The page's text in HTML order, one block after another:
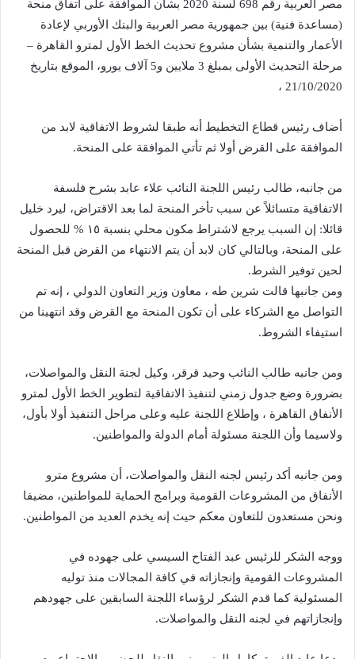
مصر العربية رقم 698 لسنة 2020 بشأن الموافقة على اتفاق منحة
(مساعدة فنية) بين جمهورية مصر العربية والبنك الأوربي لإعادة
الأعمار والتنمية بشأن مشروع تحديث الخط الأول لمترو القاهرة –
مرحلة التحديث الأولى بمبلغ 3 ملايين و5 آلاف يورو، الموقع بتاريخ
21/10/2020 ،
أضاف رئيس قطاع التخطيط أنه طبقا لشروط الاتفاقية لابد من
الموافقة على القرض أولا ثم تأتي الموافقة على المنحة.
من جانبه، طالب رئيس اللجنة النائب علاء عابد بشرح فلسفة
الاتفاقية متسائلاً عن سبب تأخر المنحة لما بعد الاقتراض، ليرد خليل
قائلا: إن السبب يرجع لاشتراط مكون محلي بنسبة ١٥ % للحصول
على المنحة، وبالتالي كان لابد أن يتم الانتهاء من القرض قبل المنحة
لحين توفير الشرط.
ومن جانبها قالت شرين طه ، معاون وزير التعاون الدولي ، إنه تم
التواصل مع الشركاء على أن تكون المنحة مع القرض وقد انتهينا من
استيفاء الشروط.
ومن جانبه طالب النائب وحيد قرقر، وكيل لجنة النقل والمواصلات،
بضرورة وضع جدول زمني لتنفيذ الاتفاقية لتطوير الخط الأول لمترو
الأنفاق القاهرة ، وإطلاع اللجنة عليه وعلى مراحل التنفيذ أولا بأول،
ولاسيما وأن اللجنة مسئولة أمام الدولة والمواطنين.
ومن جانبه أكد رئيس لجنه النقل والمواصلات، أن مشروع مترو
الأنفاق من المشروعات القومية وبرامج الحماية للمواطنين، مضيفا
ونحن مستعدون للتعاون معكم حيث إنه يخدم العديد من المواطنين.
ووجه الشكر للرئيس عبد الفتاح السيسي على جهوده في
المشروعات القومية وإنجازاته في كافة المجالات منذ توليه
المسئولية كما قدم الشكر لرؤساء اللجنة السابقين على جهودهم
وإنجازاتهم في لجنه النقل والمواصلات.